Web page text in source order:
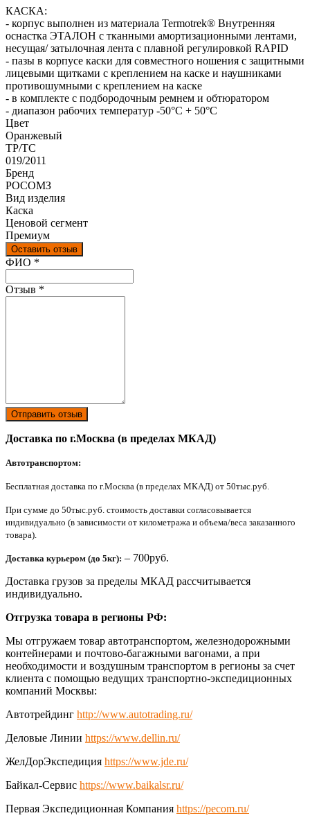
КАСКА:
- корпус выполнен из материала Termotrek® Внутренняя
оснастка ЭТАЛОН с тканными амортизационными лентами,
несущая/ затылочная лента с плавной регулировкой RAPID
- пазы в корпусе каски для совместного ношения с защитными
лицевыми щитками с креплением на каске и наушниками
противошумными с креплением на каске
- в комплекте с подбородочным ремнем и обтюратором
- диапазон рабочих температур -50°C + 50°C
Цвет
Оранжевый
ТР/ТС
019/2011
Бренд
РОСОМЗ
Вид изделия
Каска
Ценовой сегмент
Премиум
Оставить отзыв
Ваш отзыв был отправлен!
ФИО *
Отзыв *
Отправить отзыв
Доставка по г.Москва (в пределах МКАД)
Автотранспортом:
Бесплатная доставка по г.Москва (в пределах МКАД) от 50тыс.руб.
При сумме до 50тыс.руб. стоимость доставки согласовывается
индивидуально (в зависимости от километража и объема/веса заказанного
товара).
Доставка курьером (до 5кг): – 700руб.
Доставка грузов за пределы МКАД рассчитывается
индивидуально.
Отгрузка товара в регионы РФ:
Мы отгружаем товар автотранспортом, железнодорожными
контейнерами и почтово-багажными вагонами, а при
необходимости и воздушным транспортом в регионы за счет
клиента с помощью ведущих транспортно-экспедиционных
компаний Москвы:
Автотрейдинг http://www.autotrading.ru/
Деловые Линии https://www.dellin.ru/
ЖелДорЭкспедиция https://www.jde.ru/
Байкал-Сервис https://www.baikalsr.ru/
Первая Экспедиционная Компания https://pecom.ru/